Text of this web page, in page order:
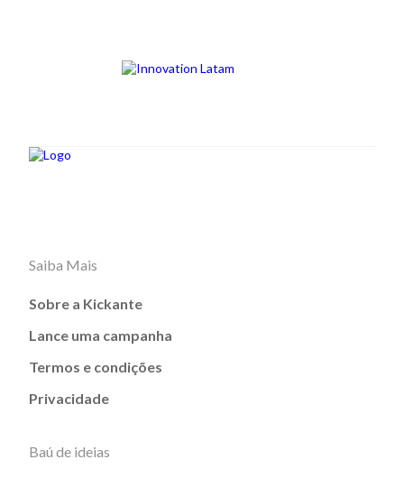
Saiba Mais
Sobre a Kickante
Lance uma campanha
Termos e condições
Privacidade
Baú de ideias